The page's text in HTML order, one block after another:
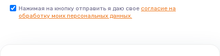
Заказать
Нажимая на кнопку отправить я даю свое согласие на
обработку моих персональных данных.